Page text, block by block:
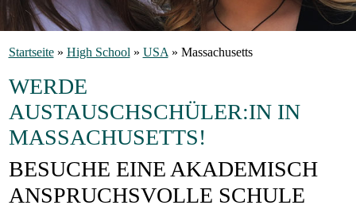
Preise
Gastfamilie
werden
Startseite» High School» USA» Massachusetts
WERDE
AUSTAUSCHSCHÜLER:IN IN
MASSACHUSETTS!
BESUCHE EINE AKADEMISCH
ANSPRUCHSVOLLE SCHULE